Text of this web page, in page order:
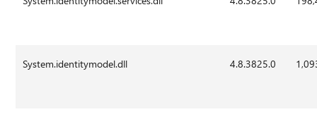
System.identitymodel.dll 4.8.3825.0